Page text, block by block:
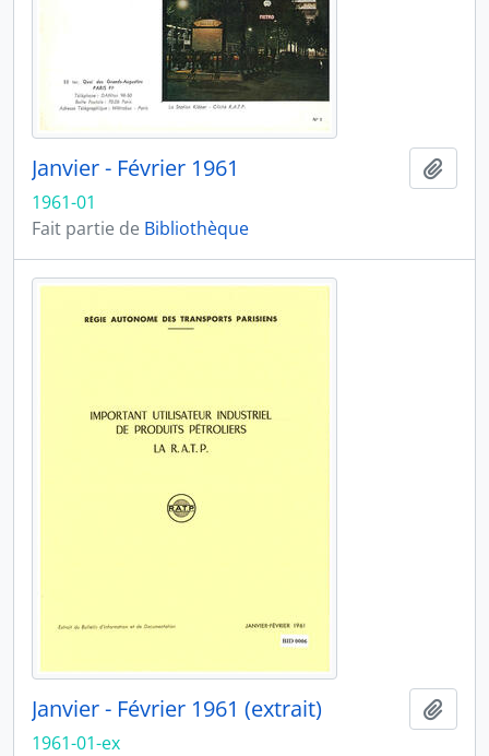
Janvier - Février 1961
1961-01
Fait partie de Bibliothèque
Janvier - Février 1961 (extrait)
1961-01-ex